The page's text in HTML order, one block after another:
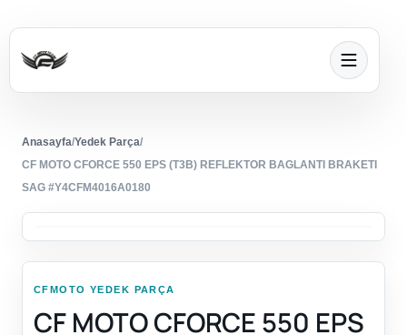
Anasayfa/Yedek Parça/
CF MOTO CFORCE 550 EPS (T3B) REFLEKTOR BAGLANTI BRAKETI
SAG #Y4CFM4016A0180
CFMOTO YEDEK PARÇA
CF MOTO CFORCE 550 EPS